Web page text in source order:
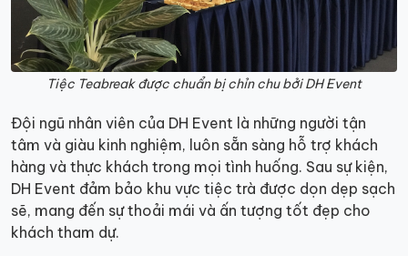
Tiệc Teabreak được chuẩn bị chỉn chu bởi DH Event
Đội ngũ nhân viên của DH Event là những người tận
tâm và giàu kinh nghiệm, luôn sẵn sàng hỗ trợ khách
hàng và thực khách trong mọi tình huống. Sau sự kiện,
DH Event đảm bảo khu vực tiệc trà được dọn dẹp sạch
sẽ, mang đến sự thoải mái và ấn tượng tốt đẹp cho
khách tham dự.